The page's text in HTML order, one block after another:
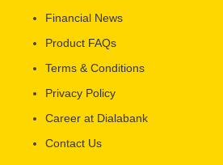
Financial News
Product FAQs
Terms & Conditions
Privacy Policy
Career at Dialabank
Contact Us